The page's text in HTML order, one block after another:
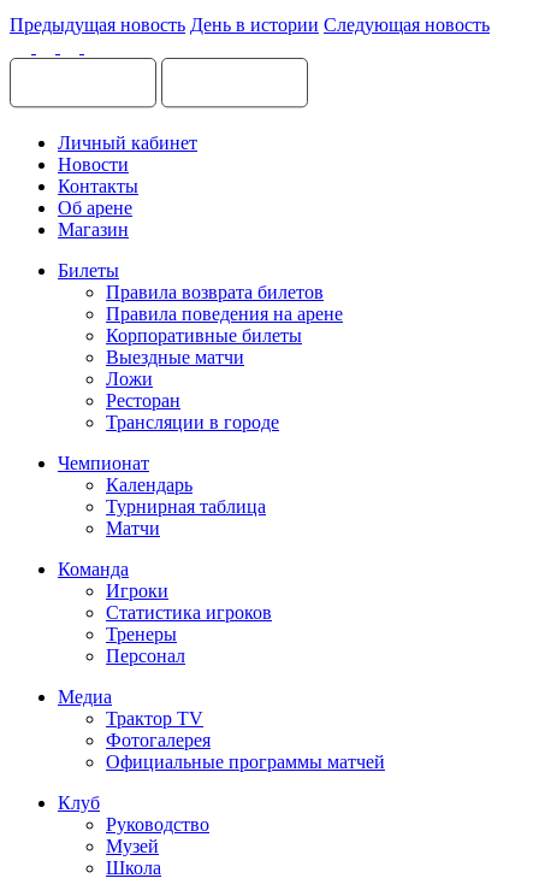
Предыдущая новость День в истории Следующая новость
Личный кабинет
Новости
Контакты
Об арене
Магазин
Билеты
Правила возврата билетов
Правила поведения на арене
Корпоративные билеты
Выездные матчи
Ложи
Ресторан
Трансляции в городе
Чемпионат
Календарь
Турнирная таблица
Матчи
Команда
Игроки
Статистика игроков
Тренеры
Персонал
Медиа
Трактор TV
Фотогалерея
Официальные программы матчей
Клуб
Руководство
Музей
Школа